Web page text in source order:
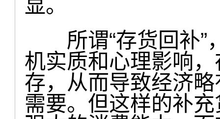
显。
所谓“存货回补”
机实质和心理影响
存，从而导致经济
需要。但这样的补